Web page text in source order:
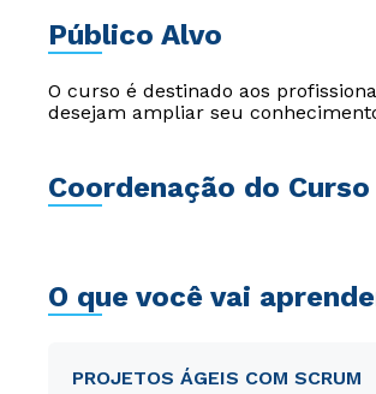
Público Alvo
O curso é destinado aos
desejam ampliar seu
Coordenação do Curso
O que você vai
PROJETOS ÁGEIS COM SCRUM